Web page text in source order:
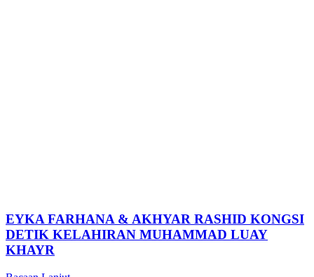
EYKA FARHANA & AKHYAR RASHID KONGSI
DETIK KELAHIRAN MUHAMMAD LUAY
KHAYR